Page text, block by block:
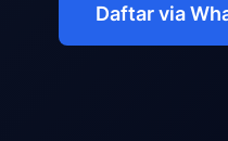
Daftar via